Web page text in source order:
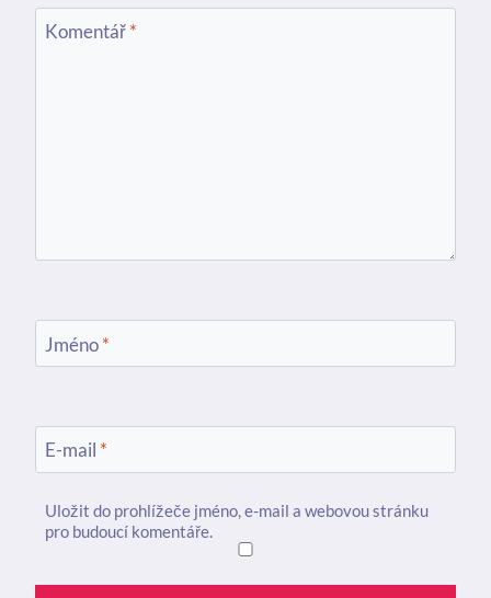
Komentář*
Jméno*
E-mail *
Uložit do prohlížeče jméno, e-mail a webovou stránku
pro budoucí komentáře.